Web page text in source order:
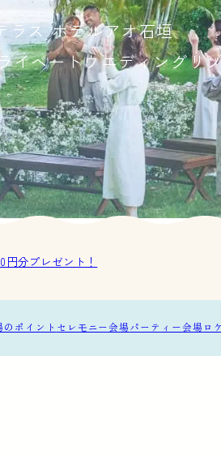
ラス ホテルアオ石垣
イベートウエディングリ
分プレゼント！
のポイント セレモニー会場パーティー会場 ロ